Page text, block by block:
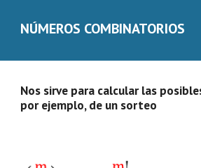
NÚMEROS COMBINATORIOS
Nos sirve para calcular las
por ejemplo, de un sorteo